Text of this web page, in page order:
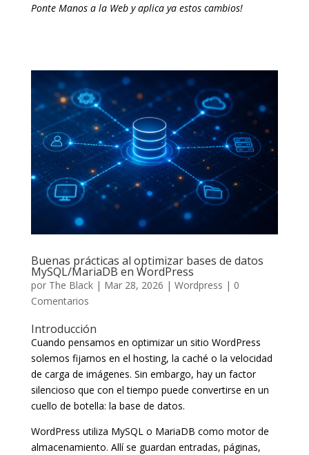
Ponte Manos a la Web y aplica ya estos cambios!
Buenas prácticas al optimizar bases de datos
MySQL/MariaDB en WordPress
por The Black| Mar 28, 2026 | Wordpress | 0
Comentarios
Introducción
Cuando pensamos en optimizar un sitio WordPress
solemos fijarnos en el hosting, la caché o la velocidad
de carga de imágenes. Sin embargo, hay un factor
silencioso que con el tiempo puede convertirse en un
cuello de botella: la base de datos.
WordPress utiliza MySQL o MariaDB como motor de
almacenamiento. Allí se guardan entradas, páginas,